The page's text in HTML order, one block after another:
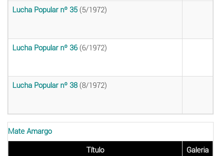
Lucha Popular nº 35(5/1972)
Lucha Popular nº 36(6/1972)
Lucha Popular nº 38(8/1972)
Mate Amargo
Título Galeria